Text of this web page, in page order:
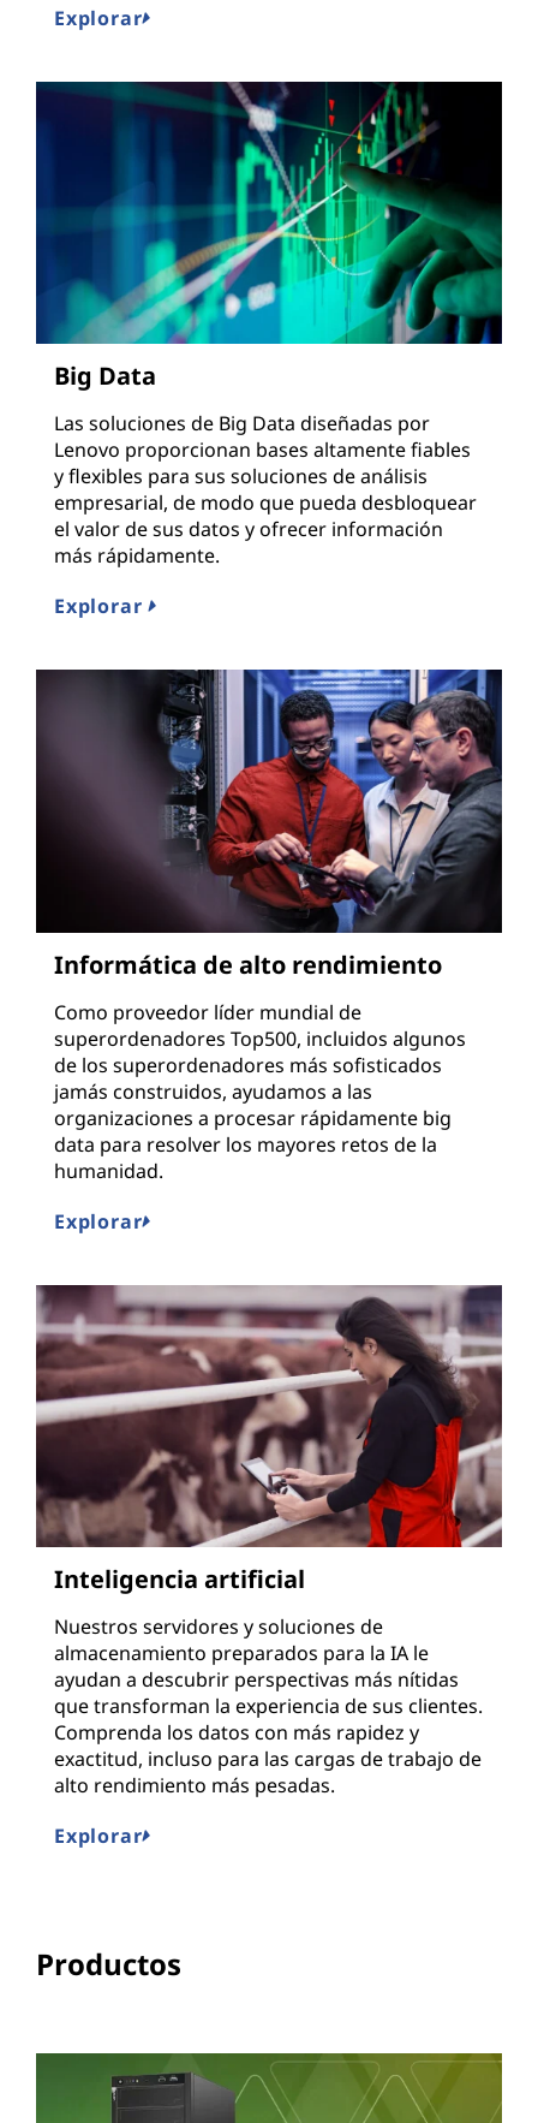
Explorar
Big Data
Las soluciones de Big Data diseñadas por
Lenovo proporcionan bases altamente fiables
y flexibles para sus soluciones de análisis
empresarial, de modo que pueda desbloquear
el valor de sus datos y ofrecer información
más rápidamente.
Explorar
Informática de alto rendimiento
Como proveedor líder mundial de
superordenadores Top500, incluidos algunos
de los superordenadores más sofisticados
jamás construidos, ayudamos a las
organizaciones a procesar rápidamente big
data para resolver los mayores retos de la
humanidad.
Explorar
Inteligencia artificial
Nuestros servidores y soluciones de
almacenamiento preparados para la IA le
ayudan a descubrir perspectivas más nítidas
que transforman la experiencia de sus clientes.
Comprenda los datos con más rapidez y
exactitud, incluso para las cargas de trabajo de
alto rendimiento más pesadas.
Explorar
Productos